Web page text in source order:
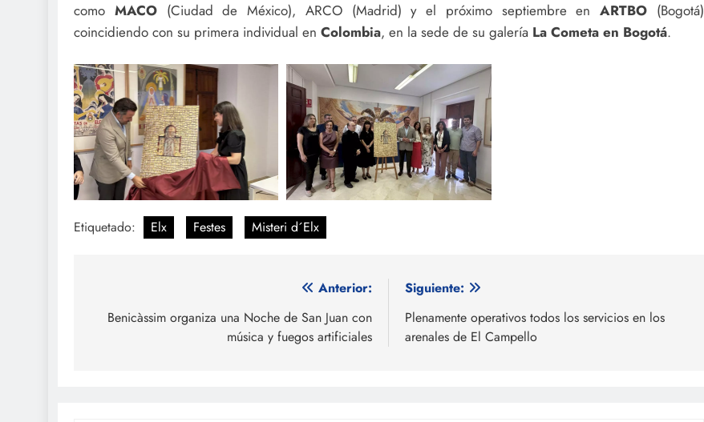
como MACO(Ciudad de México), ARCO (Madrid) y el próximo septiembre enARTBO (Bogotá)
coincidiendo con su primera individual en Colombia, en la sede de su galería La Cometa en Bogotá.
Etiquetado: Elx Festes Misteri d´Elx
de
Anterior:
Benicàssim organiza una Noche de San Juan con
música y fuegos artificiales
Siguiente:
Plenamente operativos todos los servicios en los
arenales de El Campello